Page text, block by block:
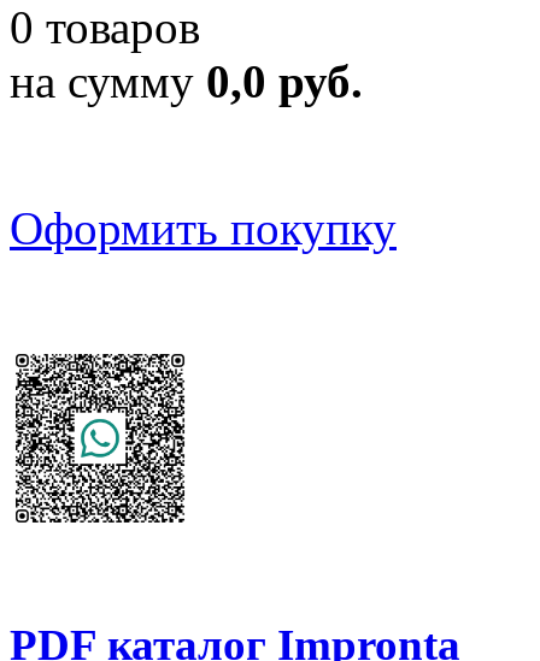
0 товаров
на сумму 0,0 руб.
Оформить покупку
PDF каталог Impronta